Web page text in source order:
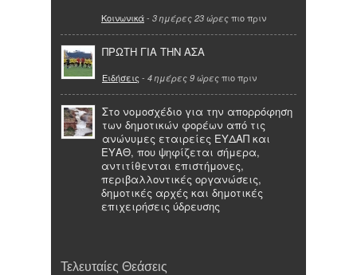
Κοινωνικά- 3 ημέρες 23 ώρες πιο πριν
ΠΡΩΤΗ ΓΙΑ ΤΗΝ ΑΣΑ
Ειδήσεις - 4 ημέρες 9 ώρες πιο πριν
Στο νομοσχέδιο για την απορρόφηση
των δημοτικών φορέων από τις
ανώνυμες εταιρείες ΕΥΔΑΠ και
ΕΥΑΘ, που ψηφίζεται σήμερα,
αντιτίθενται επιστήμονες,
περιβαλλοντικές οργανώσεις,
δημοτικές αρχές και δημοτικές
επιχειρήσεις ύδρευσης
Τελευταίες Θεάσεις